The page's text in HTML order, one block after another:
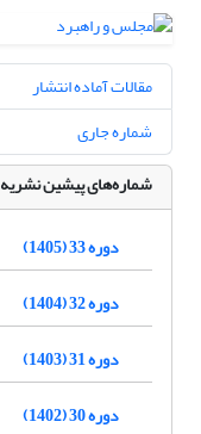
مقالات آماده انتشار
شماره جاری
شماره‌های پیشین نشریه
دوره 33 (1405)
دوره 32 (1404)
دوره 31 (1403)
دوره 30 (1402)